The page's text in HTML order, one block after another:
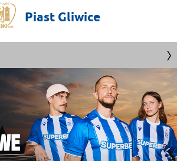
Piast Gliwice